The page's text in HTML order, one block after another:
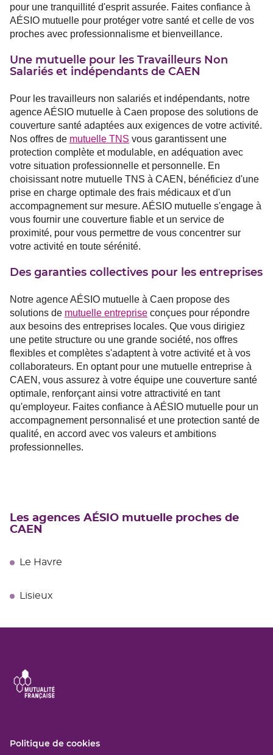
pour une tranquillité d'esprit assurée. Faites confiance à
AÉSIO mutuelle pour protéger votre santé et celle de vos
proches avec professionnalisme et bienveillance.
Une mutuelle pour les Travailleurs Non
Salariés et indépendants de CAEN
Pour les travailleurs non salariés et indépendants, notre
agence AÉSIO mutuelle à Caen propose des solutions de
couverture santé adaptées aux exigences de votre activité.
Nos offres de mutuelle TNS vous garantissent une
protection complète et modulable, en adéquation avec
votre situation professionnelle et personnelle. En
choisissant notre mutuelle TNS à CAEN, bénéficiez d'une
prise en charge optimale des frais médicaux et d'un
accompagnement sur mesure. AÉSIO mutuelle s'engage à
vous fournir une couverture fiable et un service de
proximité, pour vous permettre de vous concentrer sur
votre activité en toute sérénité.
Des garanties collectives pour les entreprises
Notre agence AÉSIO mutuelle à Caen propose des
solutions de mutuelle entreprise conçues pour répondre
aux besoins des entreprises locales. Que vous dirigiez
une petite structure ou une grande société, nos offres
flexibles et complètes s'adaptent à votre activité et à vos
collaborateurs. En optant pour une mutuelle entreprise à
CAEN, vous assurez à votre équipe une couverture santé
optimale, renforçant ainsi votre attractivité en tant
qu'employeur. Faites confiance à AÉSIO mutuelle pour un
accompagnement personnalisé et une protection santé de
qualité, en accord avec vos valeurs et ambitions
professionnelles.
Les agences AÉSIO mutuelle proches de
CAEN
Le Havre
Lisieux
Politique de cookies(ouvre